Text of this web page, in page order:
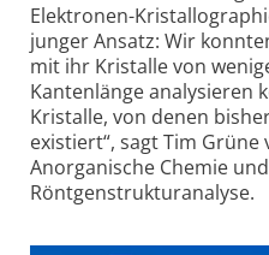
Elektronen-
junger Ansatz: Wir
mit ihr Kristalle von
Kantenlänge analysieren
Kristalle, von denen
existiert“, sagt Tim
Anorganische Chemie
Röntgenstruktur­analyse.